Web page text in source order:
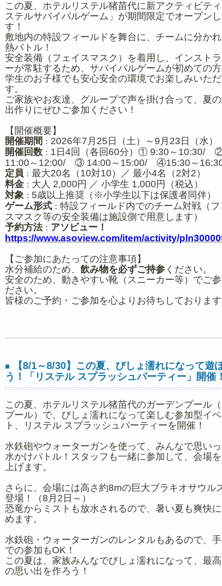
この夏、ホテルリステル猪苗代に新アクティビテ
ステルサバイバルゲーム」が期間限定でオープン
す！
敷地内の特設フィールドを舞台に、チームに分か
熱バトル！
安全装備（フェイスマスク）を着用し、インスト
ーが常駐するため、サバイバルゲームが初めての
学生のお子様でも安心安全の環境でお楽しみいた
す。
ご家族やお友達、グループで声を掛け合って、夏
出作りにぜひご参加ください！
【開催概要】
開催期間 ： 2026年7月25日（土）～9月23日（水）
開催回数 ： 1日4回（各回60分）① 9:30～10:30/
11:00～12:00/ ③ 14:00～15:00/ ④15:30～
定員 ： 最大20名（10対10）／ 最小4名（2対2）
料金 ： 大人 2,000円 ／ 小学生 1,000円（税込）
対象 ： 5歳以上推奨（※小学生以下は保護者同伴）
ゲーム形式 ： 特設フィールド内でのチーム対戦（
スマスク等の安全装備は施設側で用意します）
予約方法： アソビュー！
https://www.asoview.com/item/activity/
【ご参加にあたっての注意事項】
水分補給のため、 飲み物を必ずご持参 ください。
安全のため、動きやすい靴（スニーカー等）でご
ださい。
皆様のご予約・ご参加を心よりお待ちしておりま
■
【8/1～8/30】この夏、びしょ濡れになって遊
う！「リステル スプラッシュパーティー」開催
この夏、ホテルリステル猪苗代のガーデンプール
プール）で、びしょ濡れになって楽しむ参加型イ
ト、リステル スプラッシュパーティーを開催！
水鉄砲やウォーターガンを使って、みんなで思い
水かけバトル！スタッフも一緒に参加して、会場
上げます。
さらに、会場には高さ約8mの巨大ブラキオサウル
登場！（8月2日～）
恐竜からミストも放水されるので、暑い夏も爽快
めます。
水鉄砲・ウォーターガンのレンタルもあるので、
での参加もOK！
この夏は、家族みんなでびしょ濡れになって、最
の思い出を作ろう！